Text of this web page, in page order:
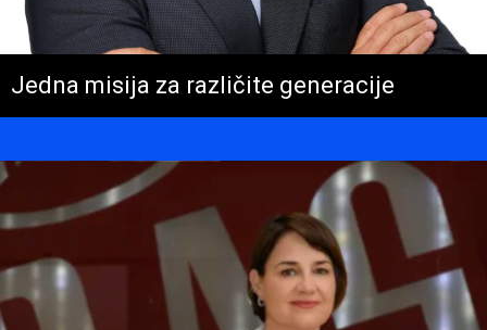
Jedna misija za različite generacije